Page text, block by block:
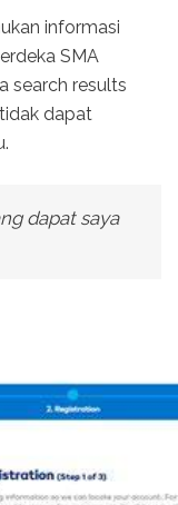
informasi
SMA
search results
dapat
dapat saya